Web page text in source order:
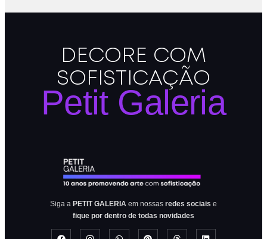
DECORE COM
SOFISTICAÇÃO
Petit Galeria
Siga a PETIT GALERIA em nossas redes sociais e
fique por dentro de todas novidades